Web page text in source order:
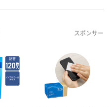
スポンサー